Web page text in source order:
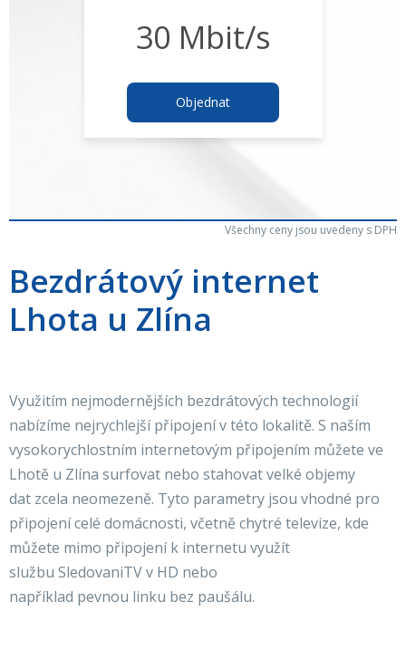
30 Mbit/s
Objednat
Všechny ceny jsou uvedeny s DPH
Bezdrátový internet
Lhota u Zlína
Využitím nejmodernějších bezdrátových technologií
nabízíme nejrychlejší připojení v této lokalitě. S naším
vysokorychlostním internetovým připojením můžete ve
Lhotě u Zlína surfovat nebo stahovat velké objemy
dat zcela neomezeně. Tyto parametry jsou vhodné pro
připojení celé domácnosti, včetně chytré televize, kde
můžete mimo připojení k internetu využít
službu SledovaniTV v HD nebo
například pevnou linku bez paušálu.